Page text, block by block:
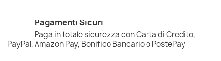
Pagamenti Sicuri
Paga in totale sicurezza con Carta di Credito,
PayPal, Amazon Pay, Bonifico Bancario o PostePay